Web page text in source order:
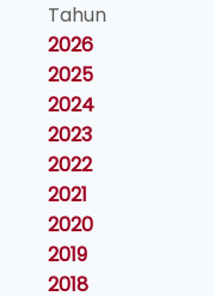
Tahun
2026
2025
2024
2023
2022
2021
2020
2019
2018